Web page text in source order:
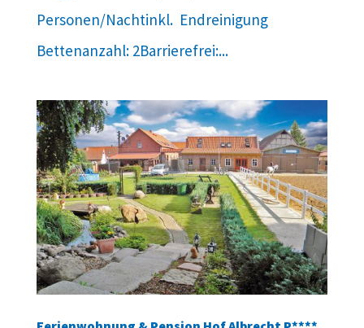
Personen/Nachtinkl. Endreinigung
Bettenanzahl: 2Barrierefrei:...